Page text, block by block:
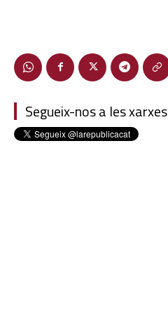
Segueix-nos a les xarxes